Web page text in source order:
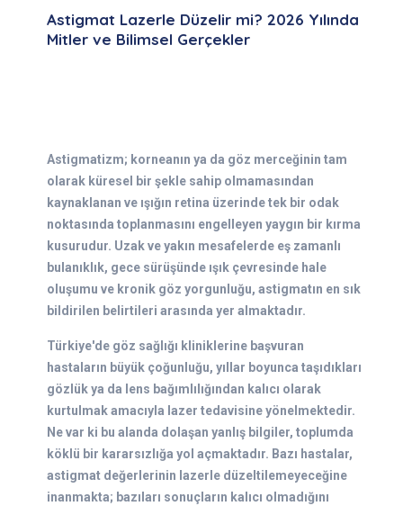
Astigmat Lazerle Düzelir mi? 2026 Yılında
Mitler ve Bilimsel Gerçekler
Astigmatizm; korneanın ya da göz merceğinin tam
olarak küresel bir şekle sahip olmamasından
kaynaklanan ve ışığın retina üzerinde tek bir odak
noktasında toplanmasını engelleyen yaygın bir kırma
kusurudur. Uzak ve yakın mesafelerde eş zamanlı
bulanıklık, gece sürüşünde ışık çevresinde hale
oluşumu ve kronik göz yorgunluğu, astigmatın en sık
bildirilen belirtileri arasında yer almaktadır.
Türkiye'de göz sağlığı kliniklerine başvuran
hastaların büyük çoğunluğu, yıllar boyunca taşıdıkları
gözlük ya da lens bağımlılığından kalıcı olarak
kurtulmak amacıyla lazer tedavisine yönelmektedir.
Ne var ki bu alanda dolaşan yanlış bilgiler, toplumda
köklü bir kararsızlığa yol açmaktadır. Bazı hastalar,
astigmat değerlerinin lazerle düzeltilemeyeceğine
inanmakta; bazıları sonuçların kalıcı olmadığını